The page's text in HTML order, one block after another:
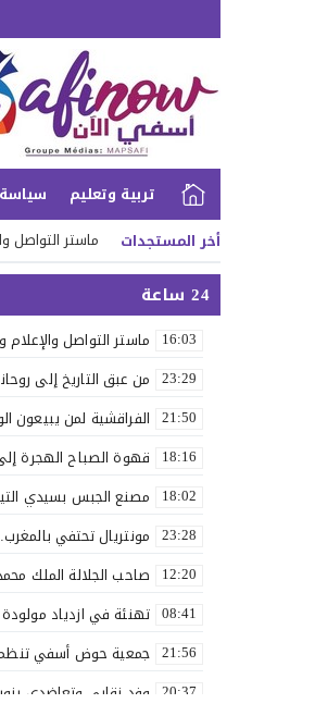
تربية وتعليم سياسة
أخر المستجدات
ماستر التواصل
24 ساعة
16:03 ماستر التواصل والإعلام
23:29 من عبق التاريخ إلى
21:50 الفراقشية لمن
18:16 قهوة الصباح الهجرة
18:02 مصنع الجبس بسيدي
23:28 مونتريال تحتفي
12:20 صاحب الجلالة الملك
08:41 تهنئة في ازدياد
21:56 جمعية حوض أسفي تنظم
20:37 وفد نقابي وتعاضدي